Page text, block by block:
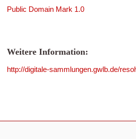
Public Domain Mark 1.0
Weitere Information:
http://digitale-sammlungen.gwlb.de/